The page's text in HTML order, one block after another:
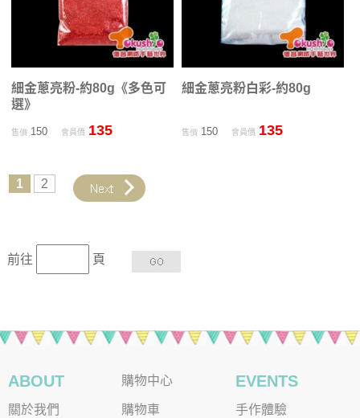
細金蔥亮粉-約80g《多色可
選》
售價150 會員價 135
細金蔥亮粉白彩-約80g
售價 150 會員價 135
1 2
前往 頁
ABOUT
關於我們
購物中心
購物車
EVENTS
手作體驗